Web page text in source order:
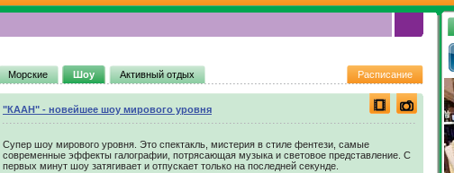
Расписание
Морские Шоу Активный отдых
"КААН" - новейшее шоу мирового уровня
Супер шоу мирового уровня. Это спектакль, мистерия в стиле фентези, самые
современные эффекты галографии, потрясающая музыка и световое представление. С
первых минут шоу затягивает и отпускает только на последней секунде.